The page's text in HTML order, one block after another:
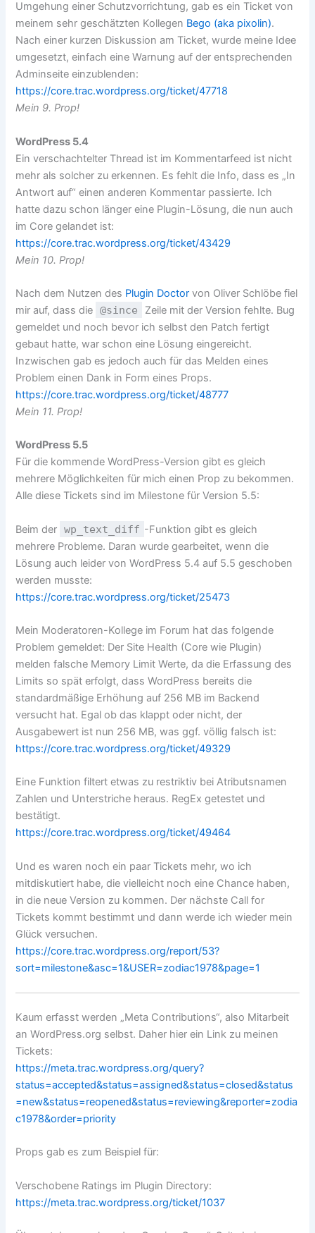
Umgehung einer Schutzvorrichtung, gab es ein Ticket von
meinem sehr geschätzten Kollegen Bego (aka pixolin).
Nach einer kurzen Diskussion am Ticket, wurde meine Idee
umgesetzt, einfach eine Warnung auf der entsprechenden
Adminseite einzublenden:
https://core.trac.wordpress.org/ticket/47718
Mein 9. Prop!
WordPress 5.4
Ein verschachtelter Thread ist im Kommentarfeed ist nicht
mehr als solcher zu erkennen. Es fehlt die Info, dass es „In
Antwort auf“ einen anderen Kommentar passierte. Ich
hatte dazu schon länger eine Plugin-Lösung, die nun auch
im Core gelandet ist:
https://core.trac.wordpress.org/ticket/43429
Mein 10. Prop!
Nach dem Nutzen des Plugin Doctor von Oliver Schlöbe fiel
mir auf, dass die
@since
Zeile mit der Version fehlte. Bug
gemeldet und noch bevor ich selbst den Patch fertigt
gebaut hatte, war schon eine Lösung eingereicht.
Inzwischen gab es jedoch auch für das Melden eines
Problem einen Dank in Form eines Props.
https://core.trac.wordpress.org/ticket/48777
Mein 11. Prop!
WordPress 5.5
Für die kommende WordPress-Version gibt es gleich
mehrere Möglichkeiten für mich einen Prop zu bekommen.
Alle diese Tickets sind im Milestone für Version 5.5:
Beim der wp_text_diff -Funktion gibt es gleich
mehrere Probleme. Daran wurde gearbeitet, wenn die
Lösung auch leider von WordPress 5.4 auf 5.5 geschoben
werden musste:
https://core.trac.wordpress.org/ticket/25473
Mein Moderatoren-Kollege im Forum hat das folgende
Problem gemeldet: Der Site Health (Core wie Plugin)
melden falsche Memory Limit Werte, da die Erfassung des
Limits so spät erfolgt, dass WordPress bereits die
standardmäßige Erhöhung auf 256 MB im Backend
versucht hat. Egal ob das klappt oder nicht, der
Ausgabewert ist nun 256 MB, was ggf. völlig falsch ist:
https://core.trac.wordpress.org/ticket/49329
Eine Funktion filtert etwas zu restriktiv bei Atributsnamen
Zahlen und Unterstriche heraus. RegEx getestet und
bestätigt.
https://core.trac.wordpress.org/ticket/49464
Und es waren noch ein paar Tickets mehr, wo ich
mitdiskutiert habe, die vielleicht noch eine Chance haben,
in die neue Version zu kommen. Der nächste Call for
Tickets kommt bestimmt und dann werde ich wieder mein
Glück versuchen.
https://core.trac.wordpress.org/report/53?
sort=milestone&asc=1&USER=zodiac1978&page=1
Kaum erfasst werden „Meta Contributions“, also Mitarbeit
an WordPress.org selbst. Daher hier ein Link zu meinen
Tickets:
https://meta.trac.wordpress.org/query?
status=accepted&status=assigned&status=closed&status
=new&status=reopened&status=reviewing&reporter=zodia
c1978&order=priority
Props gab es zum Beispiel für:
Verschobene Ratings im Plugin Directory:
https://meta.trac.wordpress.org/ticket/1037